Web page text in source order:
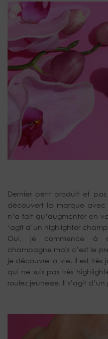
Dernier petit produit et pas
découvert la marque avec
n’a fait qu’augmenter en
‘agit d’un highlighter
Oui, je commence à
champagne mais c’est le
je découvre la vie. Il est très
qui ne suis pas très
roulez jeunesse. Il s’agit